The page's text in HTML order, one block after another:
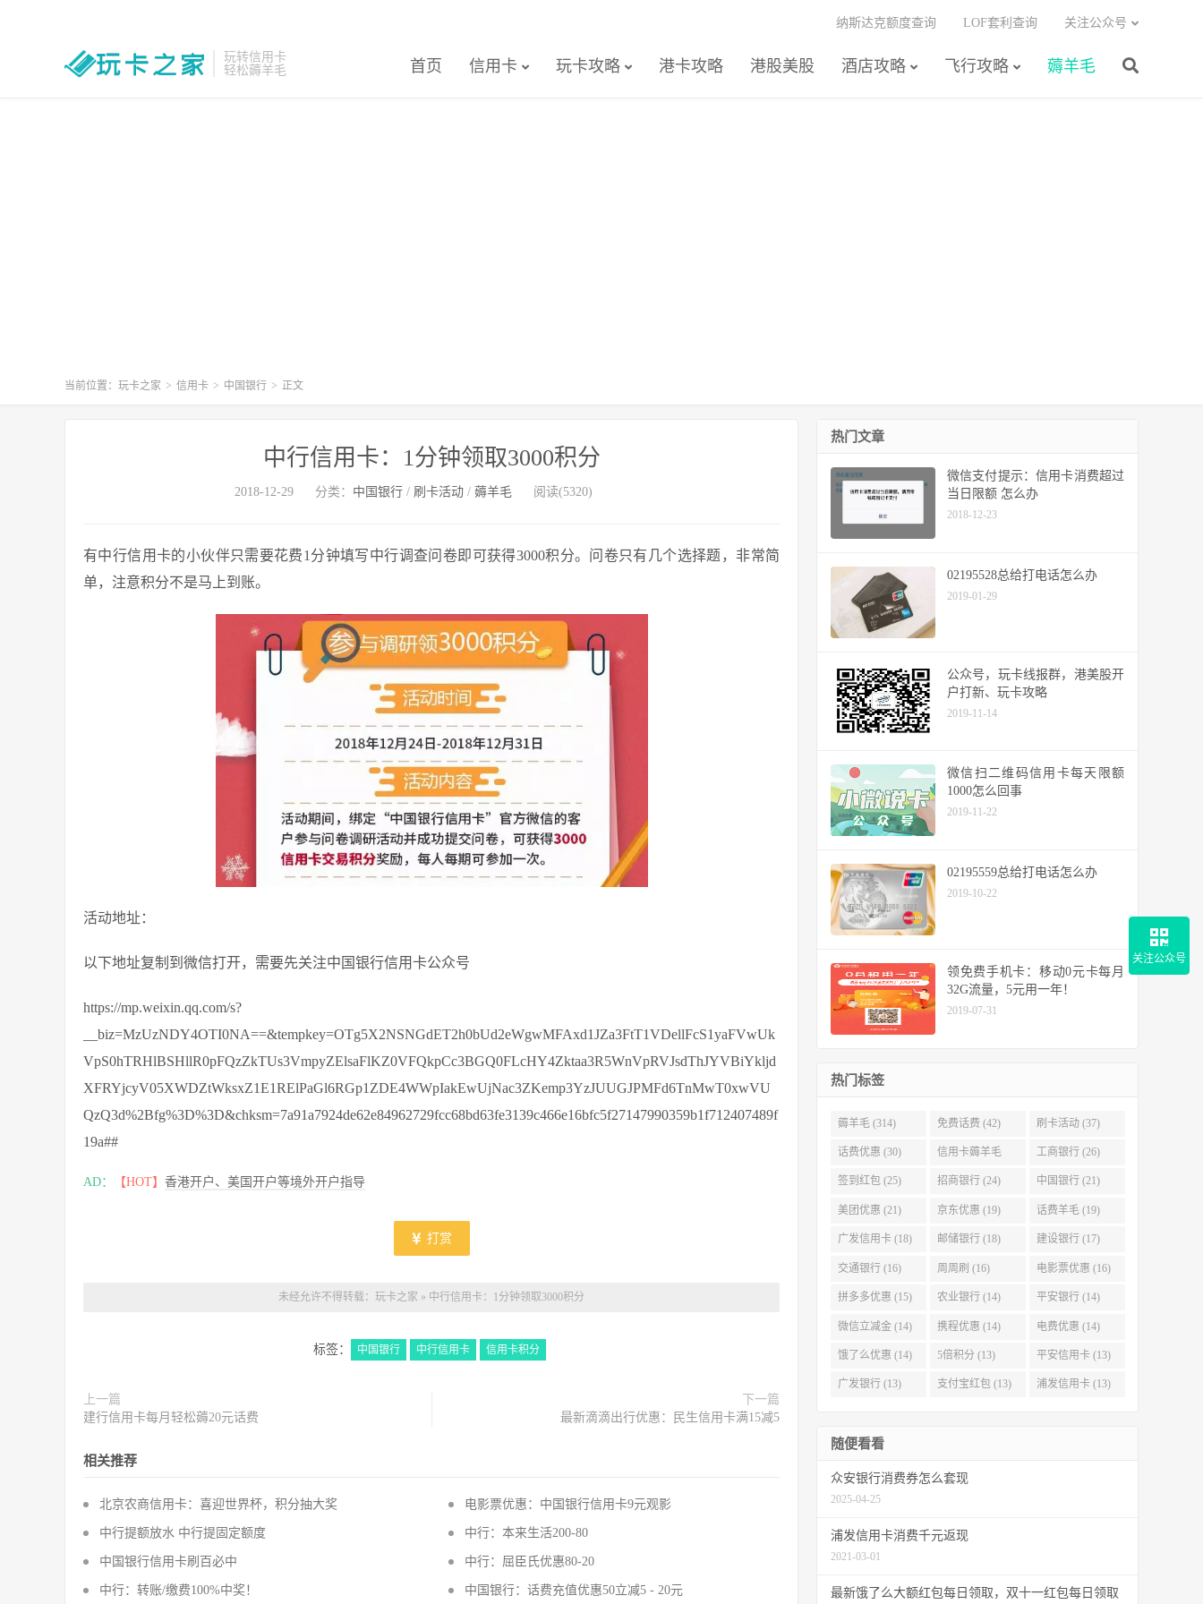
玩转信用卡
轻松薅羊毛
首页 信用卡 玩卡攻略 港卡攻略 港股美股 酒店攻略 飞行攻略 薅羊毛
纳斯达克额度查询 LOF套利查询 关注公众号
当前位置： 玩卡之家 > 信用卡 > 中国银行 > 正文
中行信用卡：1分钟领取3000积分
2018-12-29 分类： 中国银行 / 刷卡活动 / 薅羊毛 阅读(5320)
有中行信用卡的小伙伴只需要花费1分钟填写中行调查问卷即可获得3000积分。问卷只有几个选择题，非常简
单，注意积分不是马上到账。
活动地址：
以下地址复制到微信打开，需要先关注中国银行信用卡公众号
https://mp.weixin.qq.com/s?
__biz=MzUzNDY4OTI0NA==&tempkey=OTg5X2NSNGdET2h0bUd2eWgwMFAxd1JZa3FtT1VDellFcS1yaFVwUk
VpS0hTRHlBSHllR0pFQzZkTUs3VmpyZElsaFlKZ0VFQkpCc3BGQ0FLcHY4Zktaa3R5WnVpRVJsdThJYVBiYkljd
XFRYjcyV05XWDZtWksxZ1E1RElPaGl6RGp1ZDE4WWpIakEwUjNac3ZKemp3YzJUUGJPMFd6TnMwT0xwVU
QzQ3d%2Bfg%3D%3D&chksm=7a91a7924de62e84962729fcc68bd63fe3139c466e16bfc5f27147990359b1f712407489f
19a##
AD： 【HOT】 香港开户、美国开户等境外开户指导
打赏
未经允许不得转载： 玩卡之家 » 中行信用卡：1分钟领取3000积分
标签： 中国银行 中行信用卡 信用卡积分
上一篇
建行信用卡每月轻松薅20元话费
下一篇
最新滴滴出行优惠：民生信用卡满15减5
相关推荐
北京农商信用卡：喜迎世界杯，积分抽大奖 电影票优惠：中国银行信用卡9元观影
中行提额放水 中行提固定额度 中行：本来生活200-80
中国银行信用卡刷百必中 中行：屈臣氏优惠80-20
中行：转账/缴费100%中奖！ 中国银行：话费充值优惠50立减5 - 20元
热门文章
微信支付提示：信用卡消费超过
当日限额 怎么办
2018-12-23
02195528总给打电话怎么办
2019-01-29
公众号，玩卡线报群，港美股开
户打新、玩卡攻略
2019-11-14
微信扫二维码信用卡每天限额
1000怎么回事
2019-11-22
02195559总给打电话怎么办
2019-10-22
领免费手机卡：移动0元卡每月
32G流量，5元用一年！
2019-07-31
热门标签
薅羊毛 (314) 免费话费 (42) 刷卡活动 (37)
话费优惠 (30) 信用卡薅羊毛
(29)
工商银行 (26)
签到红包 (25) 招商银行 (24) 中国银行 (21)
美团优惠 (21) 京东优惠 (19) 话费羊毛 (19)
广发信用卡 (18) 邮储银行 (18) 建设银行 (17)
交通银行 (16) 周周刷 (16) 电影票优惠 (16)
拼多多优惠 (15) 农业银行 (14) 平安银行 (14)
微信立减金 (14) 携程优惠 (14) 电费优惠 (14)
饿了么优惠 (14) 5倍积分 (13) 平安信用卡 (13)
广发银行 (13) 支付宝红包 (13) 浦发信用卡 (13)
随便看看
众安银行消费券怎么套现
2025-04-25
浦发信用卡消费千元返现
2021-03-01
最新饿了么大额红包每日领取，双十一红包每日领取
关注公众号